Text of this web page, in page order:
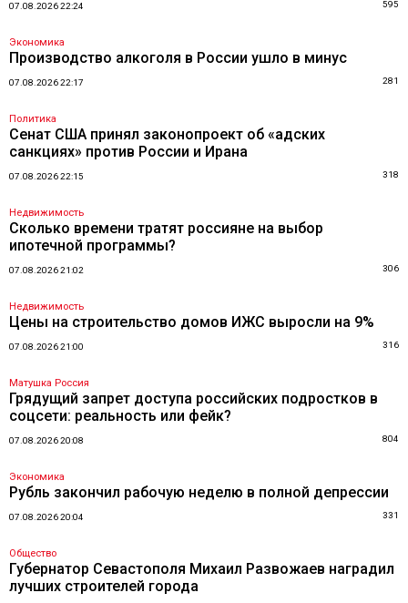
07.08.2026 22:24 595
Экономика
Производство алкоголя в России ушло в минус
07.08.2026 22:17 281
Политика
Сенат США принял законопроект об «адских
санкциях» против России и Ирана
07.08.2026 22:15 318
Недвижимость
Сколько времени тратят россияне на выбор
ипотечной программы?
07.08.2026 21:02 306
Недвижимость
Цены на строительство домов ИЖС выросли на 9%
07.08.2026 21:00 316
Матушка Россия
Грядущий запрет доступа российских подростков в
соцсети: реальность или фейк?
07.08.2026 20:08 804
Экономика
Рубль закончил рабочую неделю в полной депрессии
07.08.2026 20:04 331
Общество
Губернатор Севастополя Михаил Развожаев наградил
лучших строителей города